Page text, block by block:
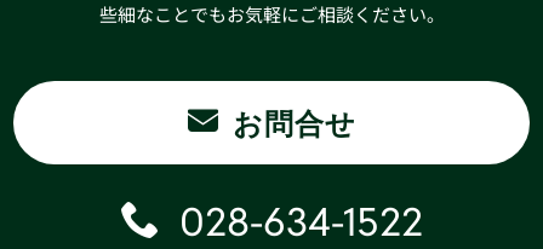
些細なことでもお気軽にご相談ください。
お問合せ
028-634-1522